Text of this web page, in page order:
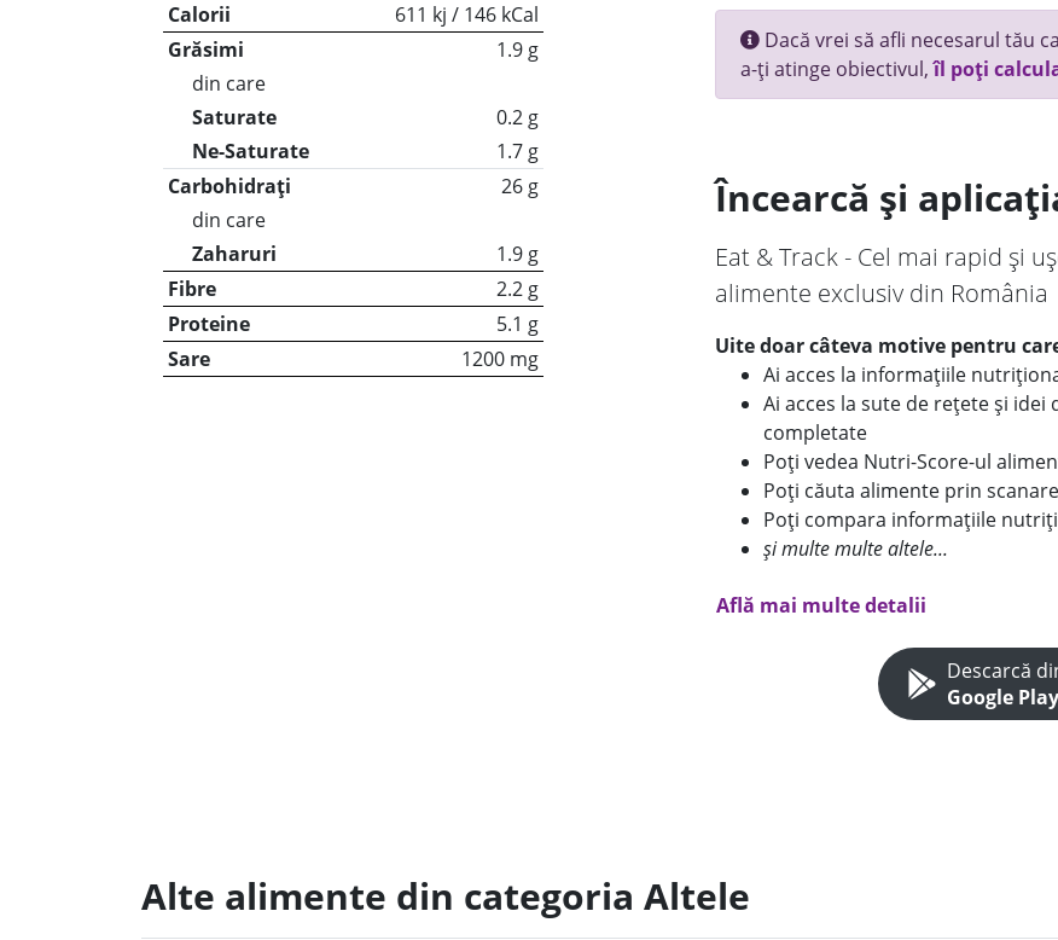
Calorii
611 kj / 146 kCal
Grăsimi
1.9 g
din care
Saturate
0.2 g
Ne-Saturate
1.7 g
Carbohidrați
26 g
din care
Zaharuri
1.9 g
Fibre
2.2 g
Proteine
5.1 g
Sare
1200 mg
Dacă vrei să afli necesarul tău
a-ți atinge obiectivul,îl poți
Încearcă și
Eat & Track - Cel mai rapid și
alimente exclusiv din România
Uite doar câteva motive pentru
Ai acces la informațiile
Ai acces la sute de rețete și
completate
Poți vedea Nutri-Score-ul
Poți căuta alimente prin
Poți compara informațiile
și multe multe altele...
Află mai multe detalii
Descarcă
Google Play
Alte alimente din categoria Altele